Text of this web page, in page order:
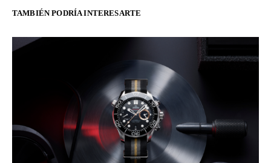
TAMBIÉN PODRÍA INTERESARTE